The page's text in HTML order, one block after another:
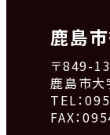
鹿島
〒849-
鹿島市
TEL：
FAX：